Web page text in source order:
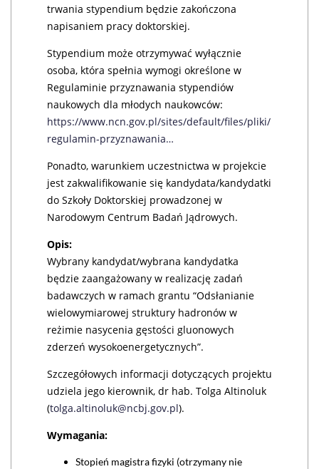
trwania stypendium będzie zakończona
napisaniem pracy doktorskiej.
Stypendium może otrzymywać wyłącznie
osoba, która spełnia wymogi określone w
Regulaminie przyznawania stypendiów
naukowych dla młodych naukowców:
https://www.ncn.gov.pl/sites/default/files/pliki/
regulamin-przyznawania…
Ponadto, warunkiem uczestnictwa w projekcie
jest zakwalifikowanie się kandydata/kandydatki
do Szkoły Doktorskiej prowadzonej w
Narodowym Centrum Badań Jądrowych.
Opis:
Wybrany kandydat/wybrana kandydatka
będzie zaangażowany w realizację zadań
badawczych w ramach grantu “Odsłanianie
wielowymiarowej struktury hadronów w
reżimie nasycenia gęstości gluonowych
zderzeń wysokoenergetycznych”.
Szczegółowych informacji dotyczących projektu
udziela jego kierownik, dr hab. Tolga Altinoluk
(tolga.altinoluk@ncbj.gov.pl).
Wymagania:
Stopień magistra fizyki (otrzymany nie